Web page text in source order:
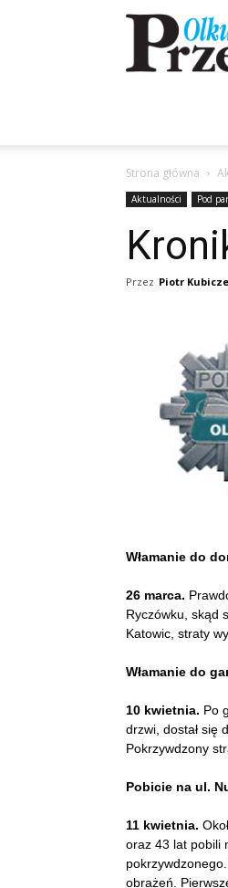
Przegląd
Olkuski
Strona główna
Aktualności Pod
Przez Piotr
Włamanie do
26 marca.
Ryczówku, skąd
Katowic, straty
Włamanie do
10 kwietnia. Po
drzwi, dostał się
Pokrzywdzony
Pobicie na ul.
11 kwietnia.
oraz 43 lat pobili
obrażeń.